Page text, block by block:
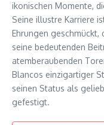
ikonischen Momente,
Seine illustre Karriere
Ehrungen
seine bedeutenden
atemberaubenden
Blancos einzigartiger
seinen Status als
gefestigt.